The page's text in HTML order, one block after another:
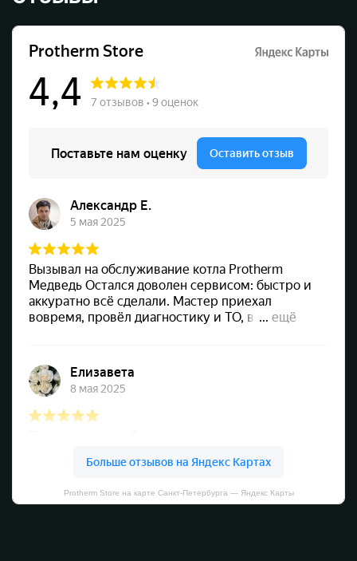
Protherm Store на карте Санкт‑Петербурга — Яндекс Карты